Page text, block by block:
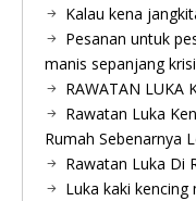
Kalau kena
Pesanan untuk
manis sepanjang
RAWATAN LUKA
Rawatan Luka
Rumah Sebenarnya
Rawatan Luka Di
Luka kaki